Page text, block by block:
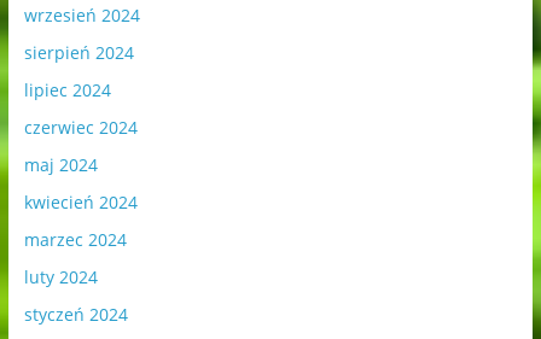
wrzesień 2024
sierpień 2024
lipiec 2024
czerwiec 2024
maj 2024
kwiecień 2024
marzec 2024
luty 2024
styczeń 2024